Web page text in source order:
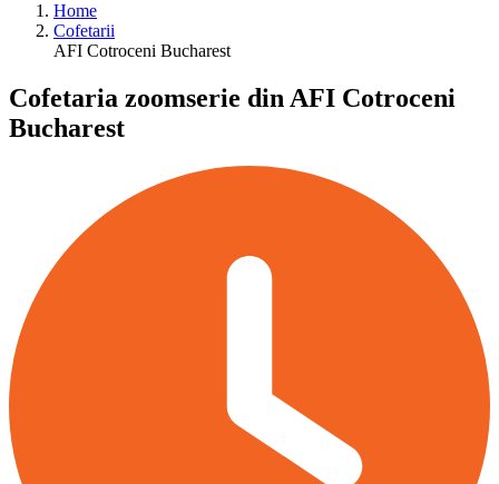
Home
Cofetarii
AFI Cotroceni Bucharest
Cofetaria zoomserie din AFI Cotroceni
Bucharest